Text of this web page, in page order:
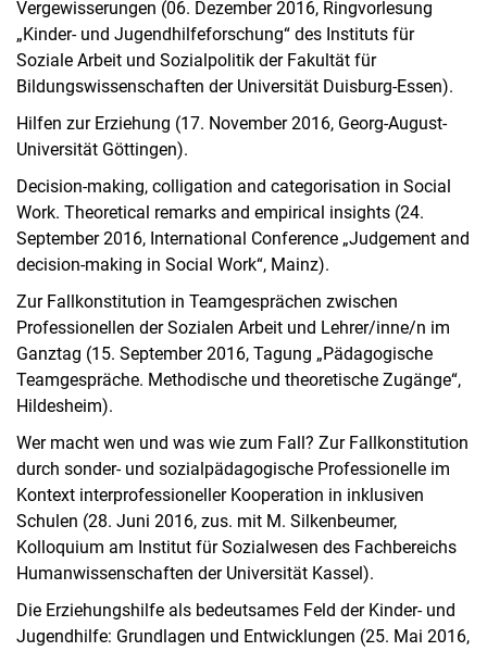
Vergewisserungen (06. Dezember 2016, Ringvorlesung
„Kinder- und Jugendhilfeforschung“ des Instituts für
Soziale Arbeit und Sozialpolitik der Fakultät für
Bildungswissenschaften der Universität Duisburg-Essen).
Hilfen zur Erziehung (17. November 2016, Georg-August-
Universität Göttingen).
Decision-making, colligation and categorisation in Social
Work. Theoretical remarks and empirical insights (24.
September 2016, International Conference „Judgement and
decision-making in Social Work“, Mainz).
Zur Fallkonstitution in Teamgesprächen zwischen
Professionellen der Sozialen Arbeit und Lehrer/inne/n im
Ganztag (15. September 2016, Tagung „Pädagogische
Teamgespräche. Methodische und theoretische Zugänge“,
Hildesheim).
Wer macht wen und was wie zum Fall? Zur Fallkonstitution
durch sonder- und sozialpädagogische Professionelle im
Kontext interprofessioneller Kooperation in inklusiven
Schulen (28. Juni 2016, zus. mit M. Silkenbeumer,
Kolloquium am Institut für Sozialwesen des Fachbereichs
Humanwissenschaften der Universität Kassel).
Die Erziehungshilfe als bedeutsames Feld der Kinder- und
Jugendhilfe: Grundlagen und Entwicklungen (25. Mai 2016,